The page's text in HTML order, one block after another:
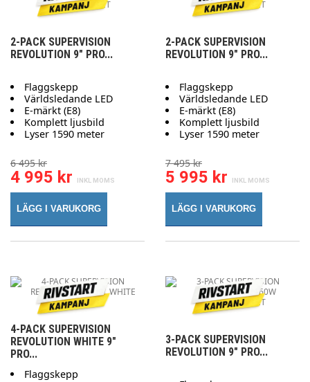
2-PACK SUPERVISION
REVOLUTION 9" PRO...
Flaggskepp
Världsledande LED
E-märkt (E8)
Komplett ljusbild
Lyser 1590 meter
6 495 kr
4 995 kr
LÄGG I VARUKORG
2-PACK SUPERVISION
REVOLUTION 9" PRO...
Flaggskepp
Världsledande LED
E-märkt (E8)
Komplett ljusbild
Lyser 1590 meter
7 495 kr
5 995 kr
LÄGG I VARUKORG
4-PACK SUPERVISION
REVOLUTION WHITE 9"
PRO...
Flaggskepp
3-PACK SUPERVISION
REVOLUTION 9" PRO...